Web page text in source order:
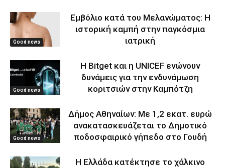
Good news
Εμβόλιο κατά του Μελανώματος: Η
ιστορική καμπή στην παγκόσμια
ιατρική
Good news
Η Bitget και η UNICEF ενώνουν
δυνάμεις για την ενδυνάμωση
κοριτσιών στην Καμπότζη
Good news
Δήμος Αθηναίων: Με 1,2 εκατ. ευρώ
ανακατασκευάζεται το Δημοτικό
ποδοσφαιρικό γήπεδο στο Γουδή
Η Ελλάδα κατέκτησε το χάλκινο